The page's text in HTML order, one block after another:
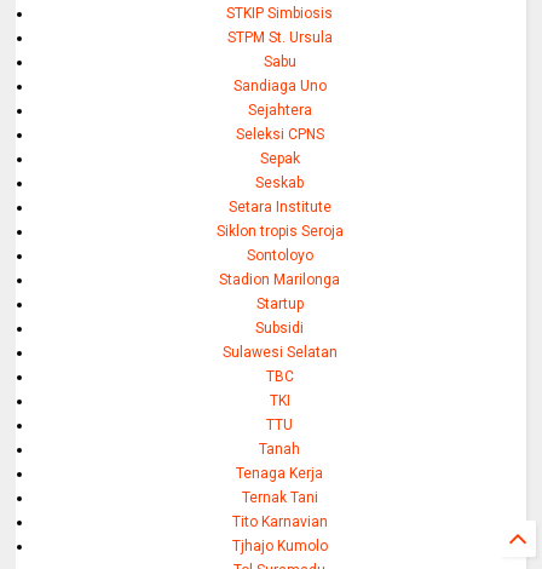
STKIP Simbiosis
STPM St. Ursula
Sabu
Sandiaga Uno
Sejahtera
Seleksi CPNS
Sepak
Seskab
Setara Institute
Siklon tropis Seroja
Sontoloyo
Stadion Marilonga
Startup
Subsidi
Sulawesi Selatan
TBC
TKI
TTU
Tanah
Tenaga Kerja
Ternak Tani
Tito Karnavian
Tjhajo Kumolo